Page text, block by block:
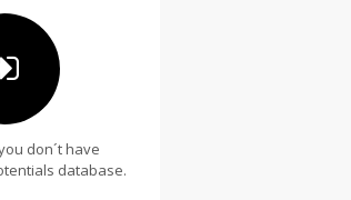
don´t have
database.